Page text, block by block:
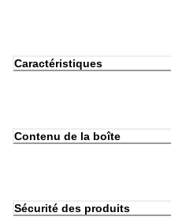
Caractéristiques
Contenu de la boîte
Sécurité des produits